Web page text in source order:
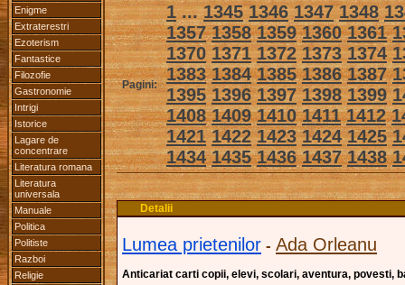
Enigme
Extraterestri
Ezoterism
Fantastice
Filozofie
Gastronomie
Intrigi
Istorice
Lagare de
concentrare
Literatura romana
Literatura
universala
Manuale
Politica
Politiste
Razboi
Religie
Pagini:
1...1345 1346 1347 1348
1357 1358 1359 1360 1361
1370 1371 1372 1373 1374
1383 1384 1385 1386 1387
1395 1396 1397 1398 1399
1408 1409 1410 1411 1412
1421 1422 1423 1424 1425
1434 1435 1436 1437 1438
Detalii
Lumea prietenilor - Ada Orleanu
Anticariat carti copii, elevi, scolari, aventura, povesti,